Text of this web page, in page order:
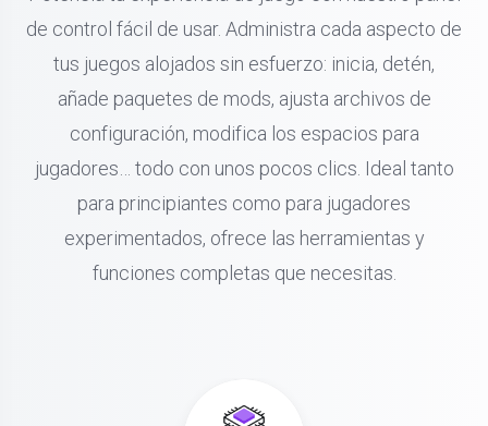
de control fácil de usar. Administra cada aspecto de
tus juegos alojados sin esfuerzo: inicia, detén,
añade paquetes de mods, ajusta archivos de
configuración, modifica los espacios para
jugadores… todo con unos pocos clics. Ideal tanto
para principiantes como para jugadores
experimentados, ofrece las herramientas y
funciones completas que necesitas.